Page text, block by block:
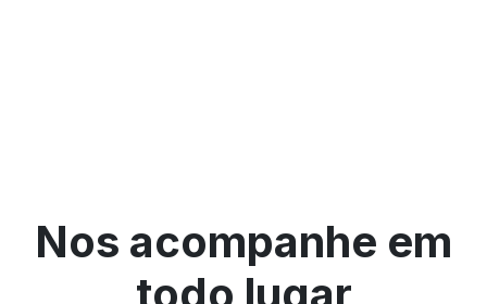
Nos acompanhe em